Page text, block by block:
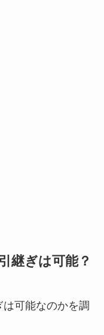
継ぎは可能？
可能なのかを調